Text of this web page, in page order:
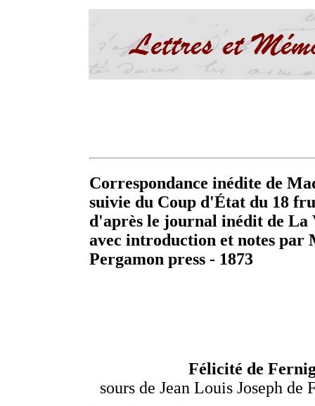
Correspondance inédite de
suivie du Coup d'État du 18
d'après le journal inédit de La
avec introduction et notes par
Pergamon press - 1873
Félicité de
sours de Jean Louis Joseph